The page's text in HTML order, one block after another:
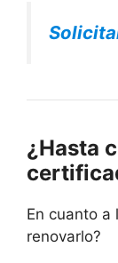
¿Hasta
En cuanto a
renovarlo?